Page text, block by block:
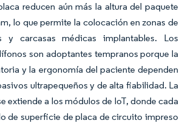
reducen aún más la altura del paquete
lo que permite la colocación en zonas de
y carcasas médicas implantables. Los
son adoptantes tempranos porque la
y la ergonomía del paciente dependen
ultrapequeños y de alta fiabilidad. La
extiende a los módulos de IoT, donde cada
de superficie de placa de circuito impreso